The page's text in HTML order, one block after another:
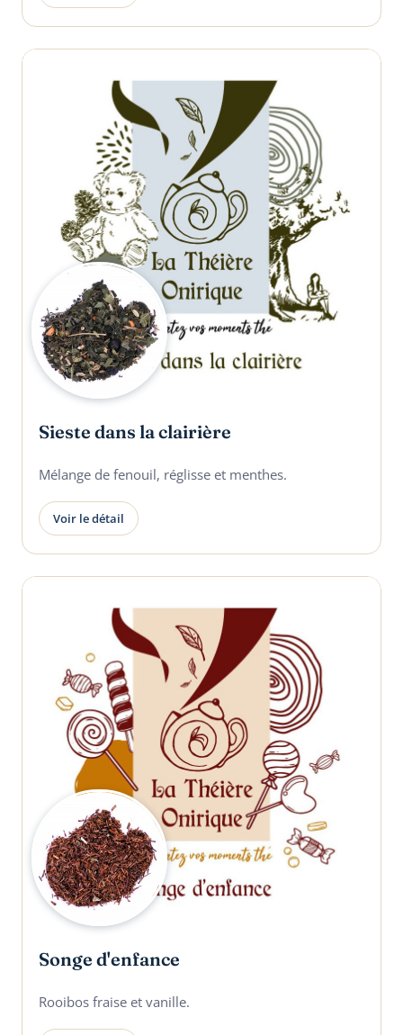
Sieste dans la clairière
Mélange de fenouil, réglisse et menthes.
Voir le détail
Songe d'enfance
Rooibos fraise et vanille.